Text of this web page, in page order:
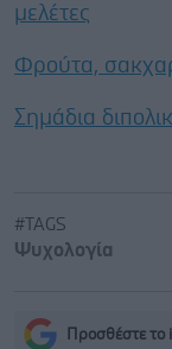
μελέτες
Φρούτα,
Σημάδια
#TAGS
Ψυχολογία
Προσθέστε